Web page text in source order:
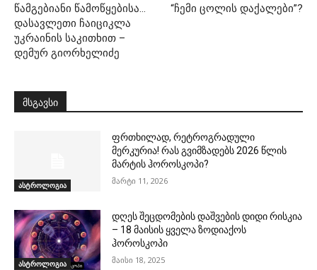
წამგებიანი წამოწყებისა…
დასავლეთი ჩაიციკლა
უკრაინის საკითხით –
დემურ გიორხელიძე
“ჩემი ცოლის დაქალები”?
მსგავსი
ასტროლოგია
ფრთხილად, რეტროგრადული
მერკურია! რას გვიმზადებს 2026 წლის
მარტის ჰოროსკოპი?
მარტი 11, 2026
ასტროლოგია
დღეს შეცდომების დაშვების დიდი რისკია
– 18 მაისის ყველა ზოდიაქოს
ჰოროსკოპი
მაისი 18, 2025